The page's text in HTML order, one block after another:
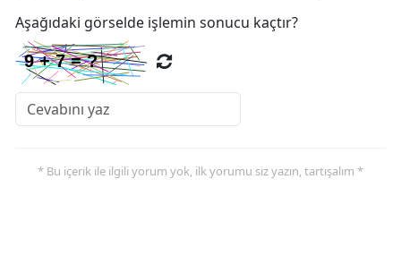
Aşağıdaki görselde işlemin sonucu kaçtır?
* Bu içerik ile ilgili yorum yok, ilk yorumu siz yazın, tartışalım *